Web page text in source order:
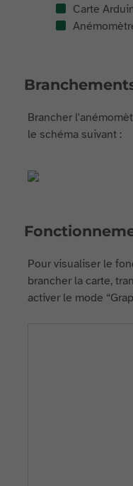
Carte
Brancher
le schéma suivant :
Pour visualiser le
brancher la carte,
activer le mode